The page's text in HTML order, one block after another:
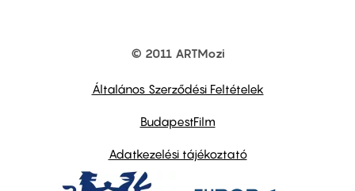
© 2011 ARTMozi
Általános Szerződési Feltételek
BudapestFilm
Adatkezelési tájékoztató